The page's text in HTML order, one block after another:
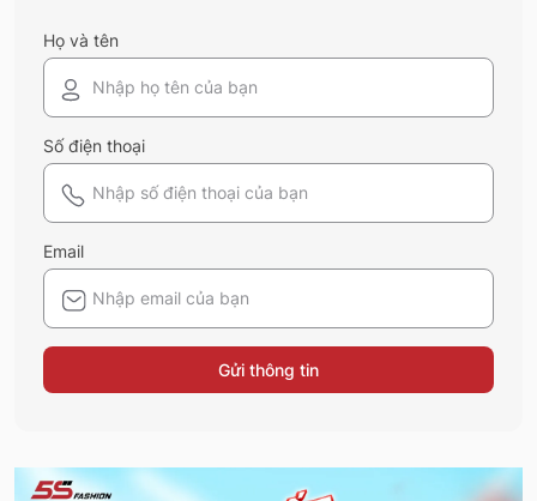
Họ và tên
Số điện thoại
Email
Gửi thông tin